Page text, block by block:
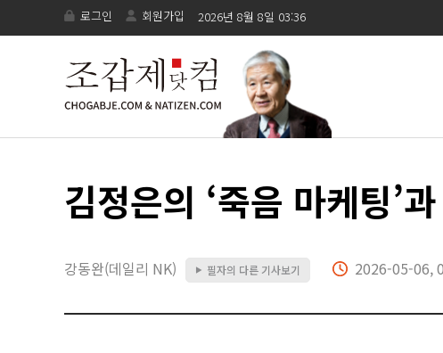
로그인 회원가입 2026년 8월 8일 03:36
김정은의 ‘죽음 마케팅’
강동완(데일리 NK) ▶ 필자의 다른 기사보기 2026-05-06,